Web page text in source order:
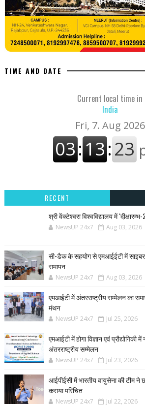
TIME AND DATE
Current local time in
India
RECENT
श्री वेंक्टेश्वरा विश्वविद्यालय में
NewsUP 24x7 Aug 03, 2026
सी-डैक के सहयोग से एमआईईटी में साइबर
समापन
NewsUP 24x7 Aug 03, 2026
एमआईटी में अंतरराष्ट्रीय सम्मेलन का
मंथन
NewsUP 24x7 Jul 25, 2026
एमआईटी में होगा विज्ञान एवं प्रौद्योगिकी
अंतरराष्ट्रीय सम्मेलन
NewsUP 24x7 Jul 23, 2026
आईपीईसी में भारतीय वायुसेना की टीम
कराया परिचित
NewsUP 24x7 Jul 22, 2026